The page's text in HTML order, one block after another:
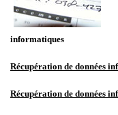
informatiques
Récupération de données
Récupération de données